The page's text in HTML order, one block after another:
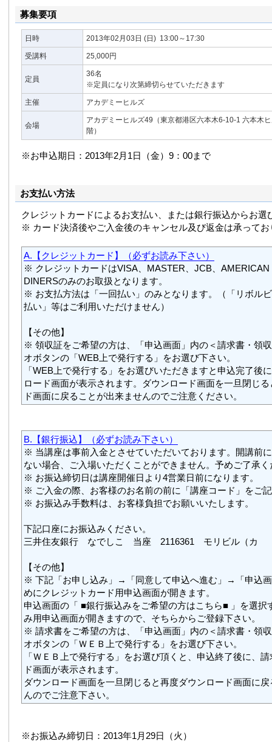
著書に、「ロジカル・ファシリテーション」ＰＨＰ研究所
ョン・グラフィック」「チーム・ビルディング」「ワーク
も共著）日本経済新聞出版社、「ファシリテーション実践
ＨＰ
募集要項
日時 2013年02月03日 (日) 13:00～17:30
受講料 25,000円
定員
36名
※定員になり次第締切らせていただきます
主催 アカデミーヒルズ
会場
アカデミーヒルズ49（東京都港区六本木6-10-1 六本木
階）
※お申込期日：2013年2月1日（金）9：00まで
お支払い方法
クレジットカードによるお支払い、または銀行振込からお選
※ カード決済後やご入金後のキャンセル及び返金は承ってお
A.【クレジットカード】（必ずお読み下さい）
※ クレジットカードはVISA、MASTER、JCB、AMERICAN
DINERSのみのお取扱となります。
※ お支払方法は「一回払い」のみとなります。（「リボル
払い」等はご利用いただけません）
【その他】
※ 領収証をご希望の方は、「申込画面」内の＜請求書・領
オボタンの「WEB上で発行する」をお選び下さい。
「WEB上で発行する」をお選びいただきますと申込完了後
ロード画面が表示されます。ダウンロード画面を一旦閉じ
ド画面に戻ることが出来ませんのでご注意ください。
B.【銀行振込】（必ずお読み下さい）
※ 当講座は事前入金とさせていただいております。開講前
ない場合、ご入場いただくことができません。予めご了承
※ お振込締切日は講座開催日より4営業日前になります。
※ ご入金の際、お客様のお名前の前に「講座コード」をご
※ お振込み手数料は、お客様負担でお願いいたします。
下記口座にお振込みください。
三井住友銀行 なでしこ 当座 2116361 モリビル（カ
【その他】
※ 下記「お申し込み」→「同意して申込へ進む」→「申込
めにクレジットカード用申込画面が開きます。
申込画面の「 ■銀行振込みをご希望の方はこちら■ 」を選択
み用申込画面が開きますので、そちらからご登録下さい。
※ 請求書をご希望の方は、「申込画面」内の＜請求書・領
オボタンの「ＷＥＢ上で発行する」をお選び下さい。
「ＷＥＢ上で発行する」をお選び頂くと、申込終了後に、
ド画面が表示されます。
ダウンロード画面を一旦閉じると再度ダウンロード画面に
んのでご注意下さい。
※お振込み締切日：2013年1月29日（火）